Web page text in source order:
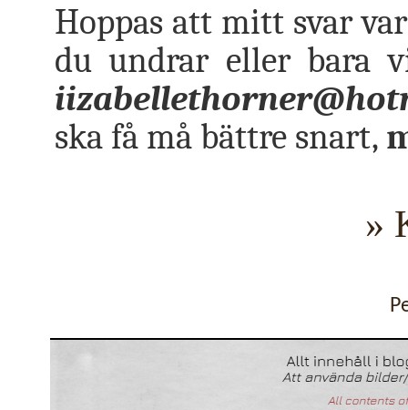
Hoppas att mitt svar
du undrar eller bara
ska få må bättre snart,
»